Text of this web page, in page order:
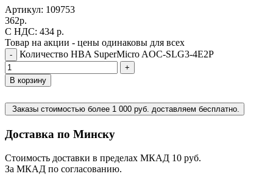
Артикул: 109753
362р.
C НДС: 434 р.
Товар на акции - цены одинаковы для всех
- Количество HBA SuperMicro AOC-SLG3-4E2P
+
В корзину
Заказы стоимостью более 1 000 руб. доставляем бесплатно.
Доставка по Минску
Стоимость доставки в пределах МКАД 10 руб.
За МКАД по согласованию.